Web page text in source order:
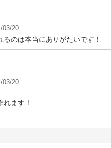
03/20
のは本当にありがたいです！
03/20
れます！